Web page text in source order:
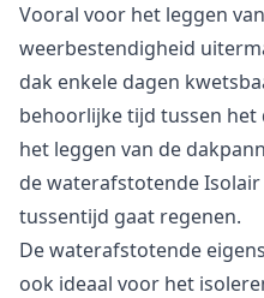
Vooral voor het leggen
weerbestendigheid
dak enkele dagen
behoorlijke tijd tussen het
het leggen van de
de waterafstotende
tussentijd gaat regenen.
De waterafstotende
ook ideaal voor het